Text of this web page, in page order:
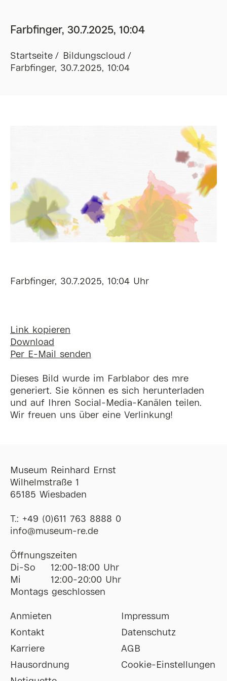
Farbfinger, 30.7.2025, 10:04
Startseite
Bildungscloud
Farbfinger, 30.7.2025, 10:04
Farbfinger, 30.7.2025, 10:04 Uhr
Link kopieren
Download
Per E-Mail senden
Dieses Bild wurde im Farblabor des mre
generiert. Sie können es sich herunterladen
und auf Ihren Social-Media-Kanälen teilen.
Wir freuen uns über eine Verlinkung!
Museum Reinhard Ernst
Wilhelmstraße 1
65185 Wiesbaden
T.: +49 (0)611 763 8888 0
ofni@museum-re de
Öffnungszeiten
Di-So
12:00-18:00 Uhr
Mi
12:00-20:00 Uhr
Montags geschlossen
Anmieten
Kontakt
Karriere
Hausordnung
Impressum
Datenschutz
AGB
Cookie-Einstellungen